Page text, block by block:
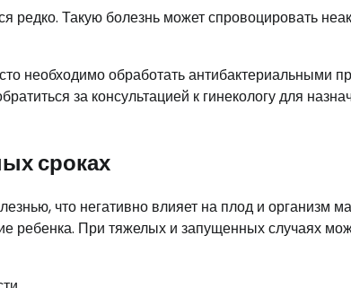
редко. Такую болезнь может спровоцировать
необходимо обработать антибактериальными
за консультацией к гинекологу для
сроках
что негативно влияет на плод и организм
ребенка. При тяжелых и запущенных случаях